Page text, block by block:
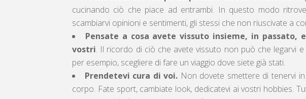
cucinando ciò che piace ad entrambi. In questo modo
scambiarvi opinioni e sentimenti, gli stessi che non riuscivate a
Pensate a cosa avete vissuto insieme, in
vostri. Il ricordo di ciò che avete vissuto non può che legarvi
per esempio, scegliere di fare un viaggio dove siete già stati.
Prendetevi cura di voi. Non dovete smettere di tenervi
corpo. Fate sport, cambiate look, dedicatevi ai vostri hobbies.